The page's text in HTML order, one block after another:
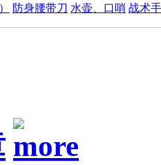
防身腰带刀 水壶、口哨 战术